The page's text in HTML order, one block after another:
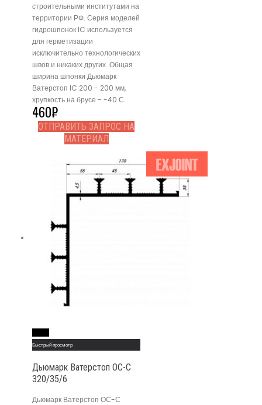
строительными институтами на
территории РФ. Серия моделей
гидрошпонок IC используется
для герметизации
исключительно технологических
швов и никаких других. Общая
ширина шпонки Дьюмарк
Ватерстоп IC 200 - 200 мм,
хрупкость на брусе - -40 С.
460₽
ОТПРАВИТЬ ЗАПРОС НА
МАТЕРИАЛ
Быстрый просмотр
Дьюмарк Ватерстоп ОС-С
320/35/6
Дьюмарк Ватерстоп ОС-С